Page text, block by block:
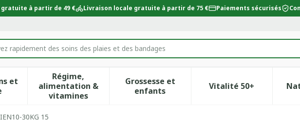
à partir de 49 € Livraison locale gratuite à partir de 75 € Paiements sécurisés
rapidement des soins des plaies et des bandages
et
le sous-menu pour la catégorie Beauté, soins et hygiène
Régime,
alimentation &
vitamines
Afficher le sous-menu pour la catégorie Régime,
Grossesse et
enfantsAfficher le sous-menu pour la
Vitalité 50+Afficher le sous-
30KG 15